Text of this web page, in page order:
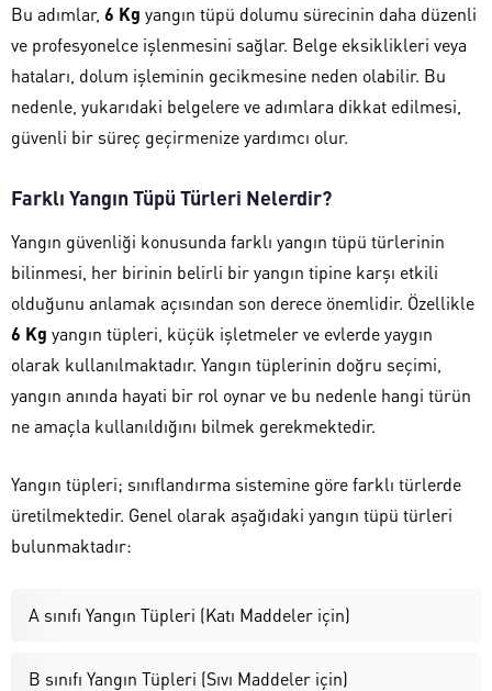
Bu adımlar, 6 Kg yangın tüpü dolumu sürecinin daha düzenli
ve profesyonelce işlenmesini sağlar. Belge eksiklikleri veya
hataları, dolum işleminin gecikmesine neden olabilir. Bu
nedenle, yukarıdaki belgelere ve adımlara dikkat edilmesi,
güvenli bir süreç geçirmenize yardımcı olur.
Farklı Yangın Tüpü Türleri Nelerdir?
Yangın güvenliği konusunda farklı yangın tüpü türlerinin
bilinmesi, her birinin belirli bir yangın tipine karşı etkili
olduğunu anlamak açısından son derece önemlidir. Özellikle
6 Kg yangın tüpleri, küçük işletmeler ve evlerde yaygın
olarak kullanılmaktadır. Yangın tüplerinin doğru seçimi,
yangın anında hayati bir rol oynar ve bu nedenle hangi türün
ne amaçla kullanıldığını bilmek gerekmektedir.
Yangın tüpleri; sınıflandırma sistemine göre farklı türlerde
üretilmektedir. Genel olarak aşağıdaki yangın tüpü türleri
bulunmaktadır:
A sınıfı Yangın Tüpleri (Katı Maddeler için)
B sınıfı Yangın Tüpleri (Sıvı Maddeler için)